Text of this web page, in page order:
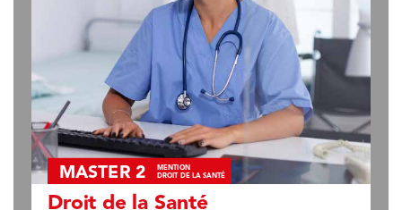
Droit de la Santé
Crédit : freepik.com
MASTER 2
MENTION
DROIT DE LA SANTÉ